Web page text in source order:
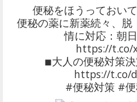
便秘をほうっておい
便秘の薬に新薬続々、
情に対応：朝
https://t.co/
◾︎大人の便秘対策
https://t.co/
#便秘対策 #